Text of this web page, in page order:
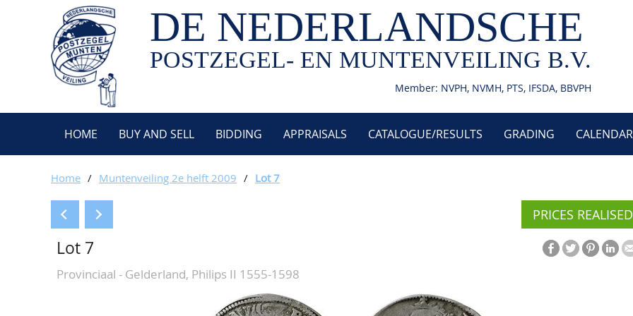
DE NEDERLANDSCHE
POSTZEGEL- EN MUNTENVEILING B.V.
Member: NVPH, NVMH, PTS, IFSDA, BBVPH
HOME BUY AND SELL BIDDING APPRAISALS CATALOGUE/RESULTS GRADING CALENDAR
Home / Muntenveiling 2e helft 2009 / Lot 7
PRICES REALISED
Lot 7
Provinciaal - Gelderland, Philips II 1555-1598